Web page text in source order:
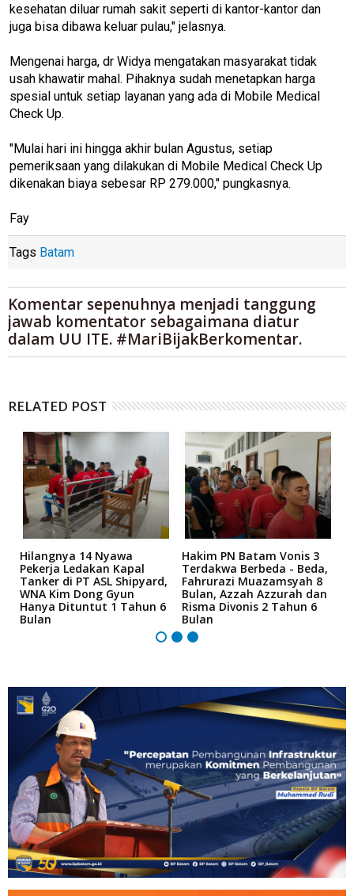
kesehatan diluar rumah sakit seperti di kantor-kantor dan
juga bisa dibawa keluar pulau," jelasnya.
Mengenai harga, dr Widya mengatakan masyarakat tidak
usah khawatir mahal. Pihaknya sudah menetapkan harga
spesial untuk setiap layanan yang ada di Mobile Medical
Check Up.
"Mulai hari ini hingga akhir bulan Agustus, setiap
pemeriksaan yang dilakukan di Mobile Medical Check Up
dikenakan biaya sebesar RP 279.000," pungkasnya.
Fay
Tags Batam
Komentar sepenuhnya menjadi tanggung
jawab komentator sebagaimana diatur
dalam UU ITE. #MariBijakBerkomentar.
RELATED POST
Hilangnya 14 Nyawa
Pekerja Ledakan Kapal
Tanker di PT ASL Shipyard,
WNA Kim Dong Gyun
Hanya Dituntut 1 Tahun 6
Bulan
Hakim PN Batam Vonis 3
Terdakwa Berbeda - Beda,
Fahrurazi Muazamsyah 8
Bulan, Azzah Azzurah dan
Risma Divonis 2 Tahun 6
Bulan